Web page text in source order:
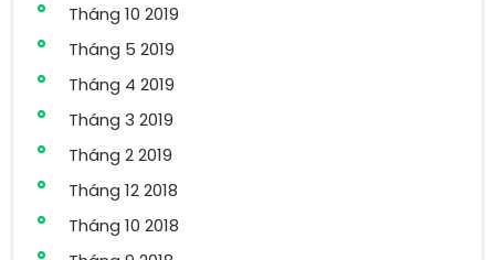
Tháng 10 2019
Tháng 5 2019
Tháng 4 2019
Tháng 3 2019
Tháng 2 2019
Tháng 12 2018
Tháng 10 2018